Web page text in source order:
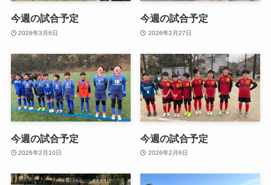
今週の試合予定
2026年3月6日
今週の試合予定
2026年2月27日
今週の試合予定
2026年2月10日
今週の試合予定
2026年2月6日